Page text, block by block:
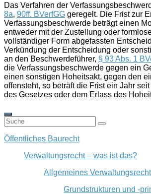
Das Verfahren der
8a, 90ff. BVerfGG geregelt. Die Frist zur
Verfassungsbeschwerde beträgteinen
entweder mit der Zustellung oder
vollständiger Form abgefassten
Verkündung der Entscheidung oder
an den Beschwerdeführer, § 93 Abs. 1
die Verfassungsbeschwerde gegen ein
einen sonstigen Hoheitsakt, gegen den
offensteht, so beträft die Fristein Jahr seit
des Gesetzes oder dem Erlass des
Öffentliches Baurecht
Verwaltungsrecht – was ist das?
Allgemeines Verwaltungsrecht
Grundstrukturen und -